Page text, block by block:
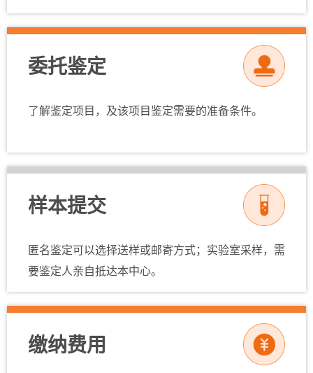
委托鉴定
了解鉴定项目，及该项目鉴定需要的准备条件。
样本提交
匿名鉴定可以选择送样或邮寄方式；实验室采样，需
要鉴定人亲自抵达本中心。
缴纳费用